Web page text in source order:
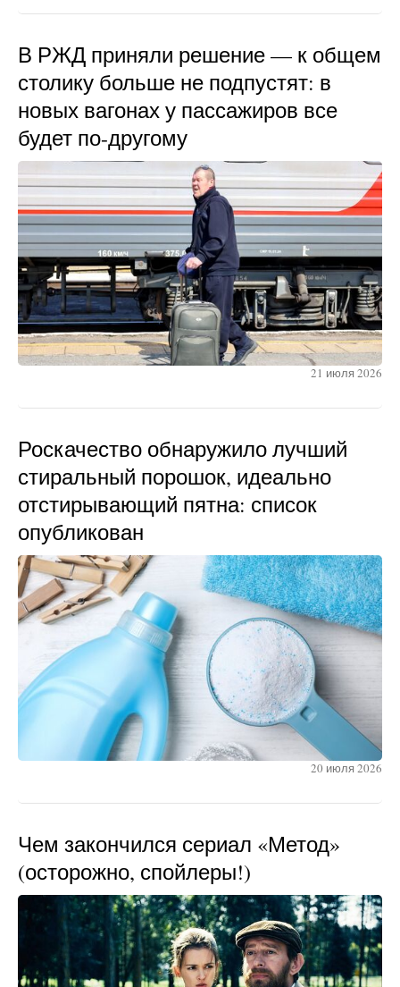
В РЖД приняли решение — к общем
столику больше не подпустят: в
новых вагонах у пассажиров все
будет по-другому
21 июля 2026
Роскачество обнаружило лучший
стиральный порошок, идеально
отстирывающий пятна: список
опубликован
20 июля 2026
Чем закончился сериал «Метод»
(осторожно, спойлеры!)